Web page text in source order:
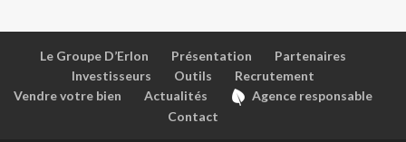
Le Groupe D’Erlon Présentation
Partenaires
Investisseurs
Outils
Recrutement
Vendre votre bien
Actualités
Agence responsable
Contact